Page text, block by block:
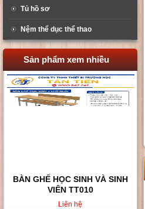
Tủ hồ sơ
Nệm thể dục thể thao
Sản phẩm xem nhiều
BÀN GHẾ HỌC SINH 2 CHỖ
NGỒI TT02
Liên hệ